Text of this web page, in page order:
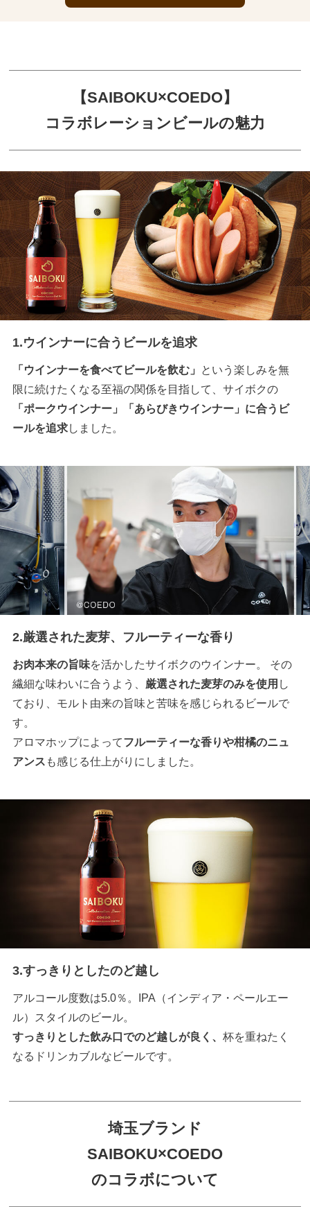
【SAIBOKU×COEDO】
コラボレーションビールの魅力
1.ウインナーに合うビールを追求
「ウインナーを食べてビールを飲む」
という楽しみを無
限に続けたくなる至福の関係を目指して、サイボクの
「ポークウインナー」「あらびきウインナー」に合うビ
ールを追求しました。
2.厳選された麦芽、フルーティーな香り
お肉本来の旨味を活かしたサイボクのウインナー。 その
繊細な味わいに合うよう、 厳選された麦芽のみを使用 し
ており、モルト由来の旨味と苦味を感じられるビールで
す。
アロマホップによってフルーティーな香りや柑橘のニュ
アンス も感じる仕上がりにしました。
3.すっきりとしたのど越し
アルコール度数は5.0％。IPA（インディア・ペールエー
ル）スタイルのビール。
すっきりとした飲み口でのど越しが良く、 杯を重ねたく
なるドリンカブルなビールです。
埼玉ブランド
SAIBOKU×COEDO
のコラボについて